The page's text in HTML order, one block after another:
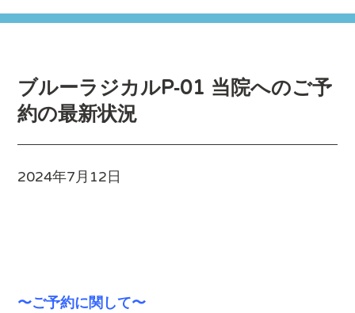
ブルーラジカルP-01 当院へのご予
約の最新状況
2024年7月12日
〜ご予約に関して〜